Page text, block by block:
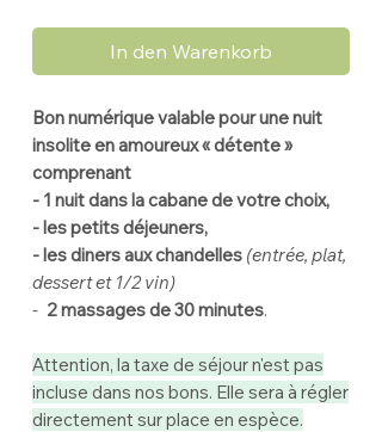
In den Warenkorb
Bon numérique valable pour une nuit
insolite en amoureux « détente »
comprenant
- 1 nuit dans la cabane de votre choix,
- les petits déjeuners,
- les diners aux chandelles (entrée, plat,
dessert et 1/2 vin)
- 2 massages de 30 minutes.
Attention, la taxe de séjour n'est pas
incluse dans nos bons. Elle sera à régler
directement sur place en espèce.